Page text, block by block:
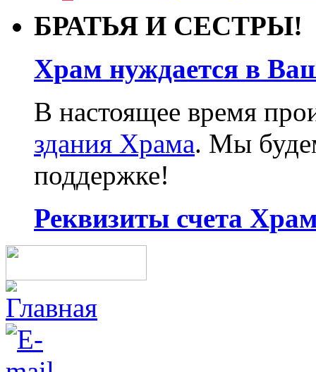
БРАТЬЯ И СЕСТРЫ!
Храм нуждается в
В настоящее время
здания Храма. Мы
поддержке!
Реквизиты счета